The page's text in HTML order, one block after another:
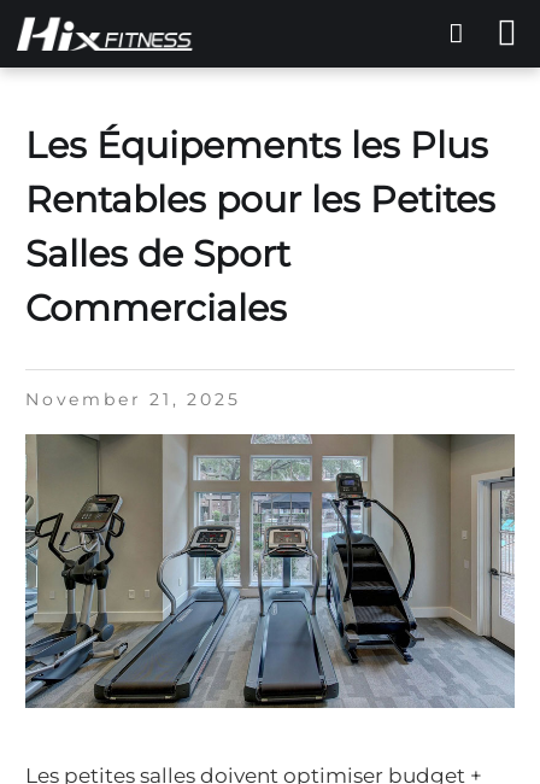
Les Équipements les Plus
Rentables pour les Petites
Salles de Sport
Commerciales
November 21, 2025
Les petites salles doivent optimiser budget +